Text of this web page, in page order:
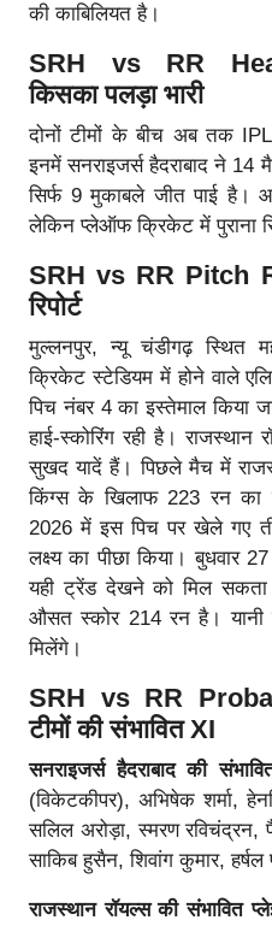
की काबिलियत है।
SRH vs RR
किसका पलड़ा भारी
दोनों टीमों के बीच अब तक
इनमें सनराइजर्स हैदराबाद ने 14
सिर्फ 9 मुकाबले जीत पाई है।
लेकिन प्लेऑफ क्रिकेट में पुराना
SRH vs RR Pitch
रिपोर्ट
मुल्लनपुर, न्यू चंडीगढ़ स्थित
क्रिकेट स्टेडियम में होने वाले
पिच नंबर 4 का इस्तेमाल किया
हाई-स्कोरिंग रही है।
सुखद यादें हैं। पिछले मैच में
किंग्स के खिलाफ 223 रन का
2026 में इस पिच पर खेले गए
लक्ष्य का पीछा किया। बुधवार
यही ट्रेंड देखने को मिल सकता
औसत स्कोर 214 रन है।
मिलेंगे।
SRH vs RR
टीमों की संभावित XI
सनराइजर्स हैदराबाद की
(विकेटकीपर), अभिषेक शर्मा,
सलिल अरोड़ा, स्मरण रविचंद्रन,
साकिब हुसैन, शिवांग कुमार,
राजस्थान रॉयल्स की संभावित